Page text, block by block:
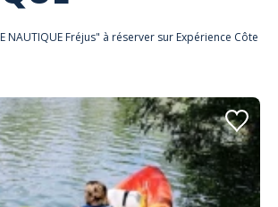
NAUTIQUE Fréjus" à réserver sur Expérience Côte